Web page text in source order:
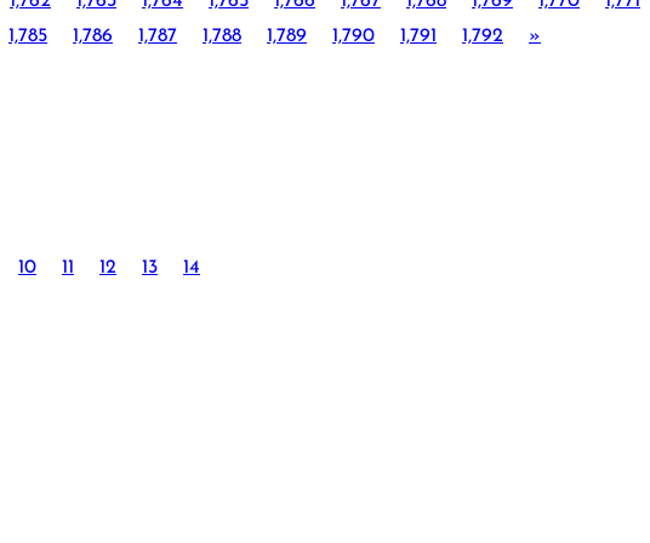
1,785 1,786 1,787 1,788 1,789 1,790 1,791 1,792 »
10 11 12 13 14